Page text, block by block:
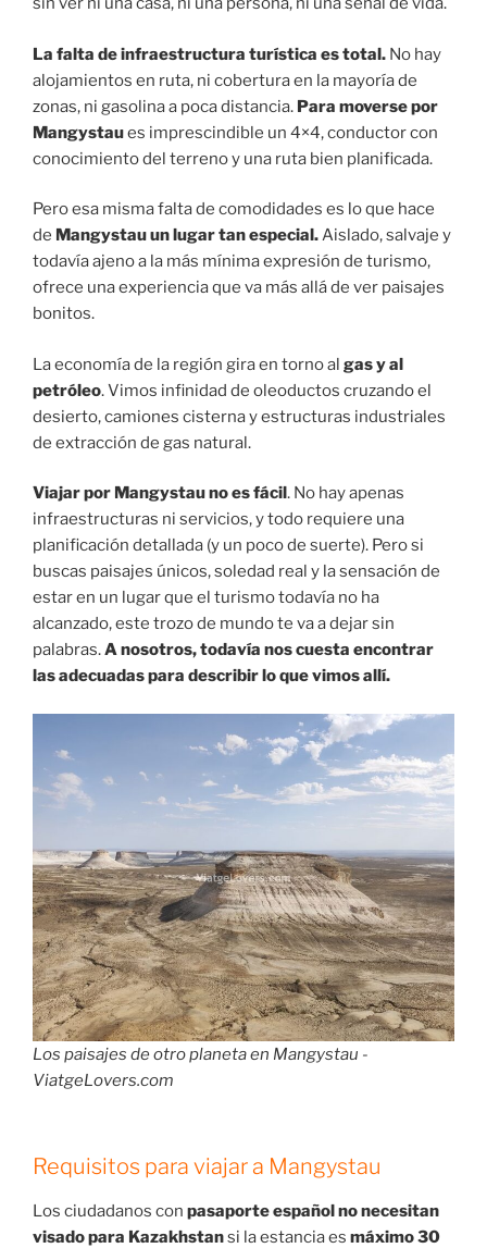
La falta de infraestructura turística es total. No hay
alojamientos en ruta, ni cobertura en la mayoría de
zonas, ni gasolina a poca distancia. Para moverse por
Mangystaues imprescindible un 4×4, conductor con
conocimiento del terreno y una ruta bien planificada.
Pero esa misma falta de comodidades es lo que hace
de Mangystau un lugar tan especial.Aislado, salvaje y
todavía ajeno a la más mínima expresión de turismo,
ofrece una experiencia que va más allá de ver paisajes
bonitos.
La economía de la región gira en torno al gas y al
petróleo. Vimos infinidad de oleoductos cruzando el
desierto, camiones cisterna y estructuras industriales
de extracción de gas natural.
Viajar por Mangystau no es fácil. No hay apenas
infraestructuras ni servicios, y todo requiere una
planificación detallada (y un poco de suerte). Pero si
buscas paisajes únicos, soledad real y la sensación de
estar en un lugar que el turismo todavía no ha
alcanzado, este trozo de mundo te va a dejar sin
palabras.A nosotros, todavía nos cuesta encontrar
las adecuadas para describir lo que vimos allí.
Los paisajes de otro planeta en Mangystau -
ViatgeLovers.com
Requisitos para viajar a Mangystau
Los ciudadanos con pasaporte español no necesitan
visado para Kazakhstansi la estancia es máximo 30